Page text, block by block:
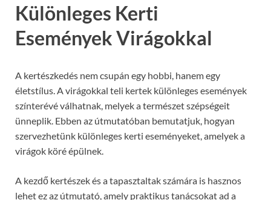
Különleges Kerti
Események Virágokkal
A kertészkedés nem csupán egy hobbi, hanem egy
életstílus. A virágokkal teli kertek különleges események
színterévé válhatnak, melyek a természet szépségeit
ünneplik. Ebben az útmutatóban bemutatjuk, hogyan
szervezhetünk különleges kerti eseményeket, amelyek a
virágok köré épülnek.
A kezdő kertészek és a tapasztaltak számára is hasznos
lehet ez az útmutató, amely praktikus tanácsokat ad a